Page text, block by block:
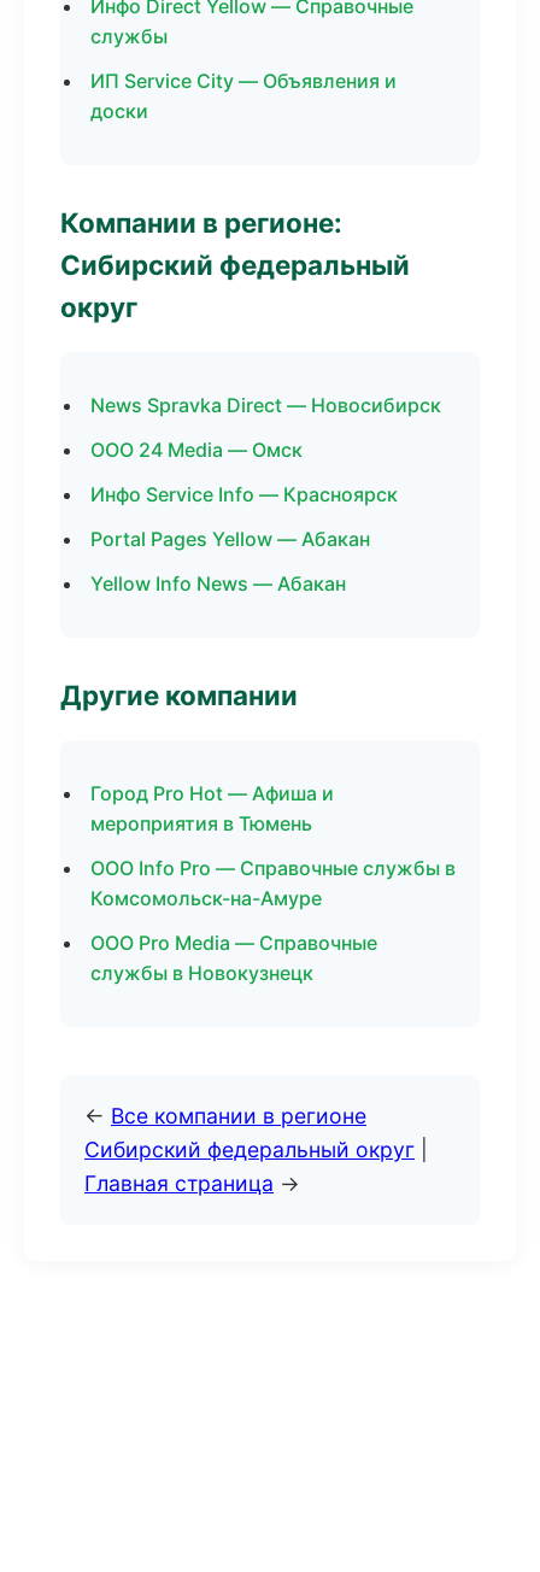
Инфо Direct Yellow — Справочные
службы
ИП Service City — Объявления и
доски
Компании в регионе:
Сибирский федеральный
округ
News Spravka Direct — Новосибирск
ООО 24 Media — Омск
Инфо Service Info — Красноярск
Portal Pages Yellow — Абакан
Yellow Info News — Абакан
Другие компании
Город Pro Hot — Афиша и
мероприятия в Тюмень
ООО Info Pro — Справочные службы в
Комсомольск-на-Амуре
ООО Pro Media — Справочные
службы в Новокузнецк
← Все компании в регионе
Сибирский федеральный округ
Главная страница →